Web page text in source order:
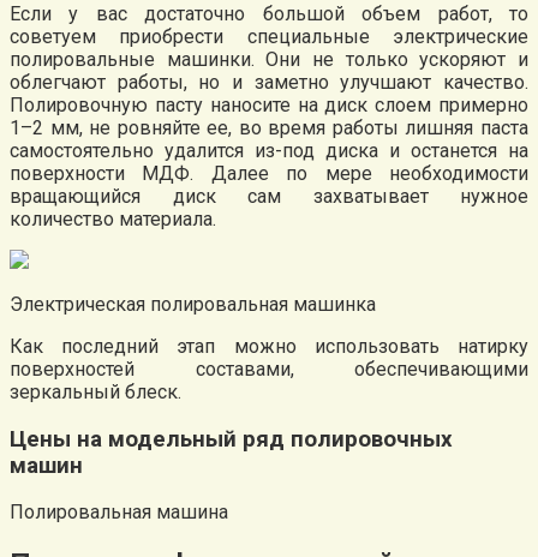
Если у вас достаточно большой объем работ, то
советуем приобрести специальные электрические
полировальные машинки. Они не только ускоряют и
облегчают работы, но и заметно улучшают качество.
Полировочную пасту наносите на диск слоем примерно
1–2 мм, не ровняйте ее, во время работы лишняя паста
самостоятельно удалится из-под диска и останется на
поверхности МДФ. Далее по мере необходимости
вращающийся диск сам захватывает нужное
количество материала.
Электрическая полировальная машинка
Как последний этап можно использовать натирку
поверхностей составами, обеспечивающими
зеркальный блеск.
Цены на модельный ряд полировочных
машин
Полировальная машина